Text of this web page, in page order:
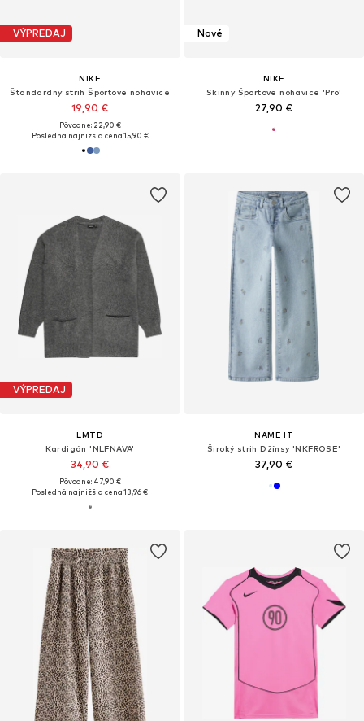
VÝPREDAJ
NIKE
Štandardný strih Športové nohavice
19,90 €
Pôvodne: 22,90 €
Posledná najnižšia cena:15,90 €
Nové
NIKE
Skinny Športové nohavice 'Pro'
27,90 €
VÝPREDAJ
LMTD
Kardigán 'NLFNAVA'
34,90 €
Pôvodne: 47,90 €
Posledná najnižšia cena:13,96 €
NAME IT
Široký strih Džínsy 'NKFROSE'
37,90 €